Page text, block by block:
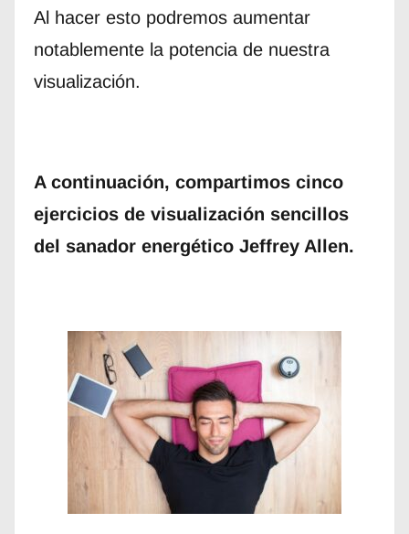
Al hacer esto podremos aumentar
notablemente la potencia de nuestra
visualización.
A continuación, compartimos cinco
ejercicios de visualización sencillos
del sanador energético Jeffrey Allen.